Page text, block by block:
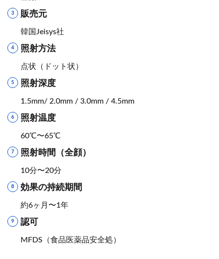
販売元
韓国Jeisys社
照射方法
点状（ドット状）
照射深度
1.5mm/ 2.0mm / 3.0mm / 4.5mm
照射温度
60℃〜65℃
照射時間（全顔）
10分〜20分
効果の持続期間
約6ヶ月〜1年
認可
MFDS（食品医薬品安全処）